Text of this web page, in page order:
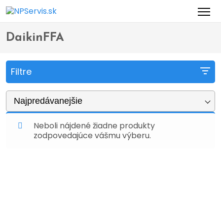
Domov > Obchod
DaikinFFA
Filtre
Najpredávanejšie
Neboli nájdené žiadne produkty
zodpovedajúce vášmu výberu.